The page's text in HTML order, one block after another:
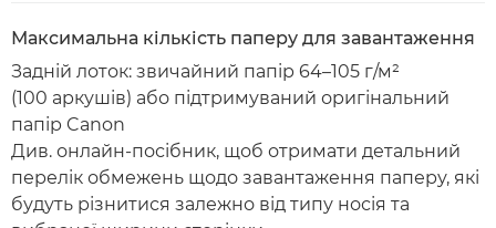
Максимальна кількість паперу для завантаження
Задній лоток: звичайний папір 64–105 г/м²
(100 аркушів) або підтримуваний оригінальний
папір Canon
Див. онлайн-посібник, щоб отримати детальний
перелік обмежень щодо завантаження паперу, які
будуть різнитися залежно від типу носія та